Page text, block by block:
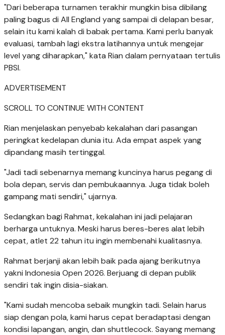
"Dari beberapa turnamen terakhir mungkin bisa dibilang
paling bagus di All England yang sampai di delapan besar,
selain itu kami kalah di babak pertama. Kami perlu banyak
evaluasi, tambah lagi ekstra latihannya untuk mengejar
level yang diharapkan," kata Rian dalam pernyataan tertulis
PBSI.
ADVERTISEMENT
SCROLL TO CONTINUE WITH CONTENT
Rian menjelaskan penyebab kekalahan dari pasangan
peringkat kedelapan dunia itu. Ada empat aspek yang
dipandang masih tertinggal.
"Jadi tadi sebenarnya memang kuncinya harus pegang di
bola depan, servis dan pembukaannya. Juga tidak boleh
gampang mati sendiri," ujarnya.
Sedangkan bagi Rahmat, kekalahan ini jadi pelajaran
berharga untuknya. Meski harus beres-beres alat lebih
cepat, atlet 22 tahun itu ingin membenahi kualitasnya.
Rahmat berjanji akan lebih baik pada ajang berikutnya
yakni Indonesia Open 2026. Berjuang di depan publik
sendiri tak ingin disia-siakan.
"Kami sudah mencoba sebaik mungkin tadi. Selain harus
siap dengan pola, kami harus cepat beradaptasi dengan
kondisi lapangan, angin, dan shuttlecock. Sayang memang